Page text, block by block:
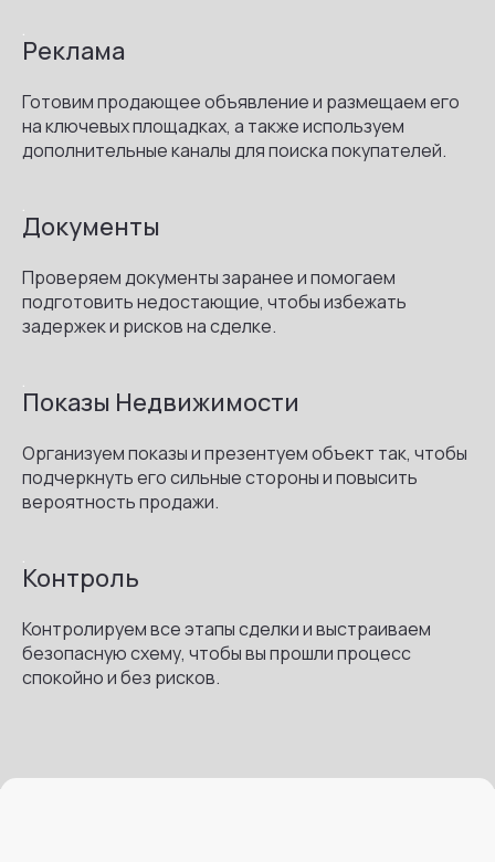
.
Реклама
Готовим продающее объявление и размещаем его
на ключевых площадках, а также используем
дополнительные каналы для поиска покупателей.
.
Документы
Проверяем документы заранее и помогаем
подготовить недостающие, чтобы избежать
задержек и рисков на сделке.
.
Показы Недвижимости
Организуем показы и презентуем объект так, чтобы
подчеркнуть его сильные стороны и повысить
вероятность продажи.
.
Контроль
Контролируем все этапы сделки и выстраиваем
безопасную схему, чтобы вы прошли процесс
спокойно и без рисков.